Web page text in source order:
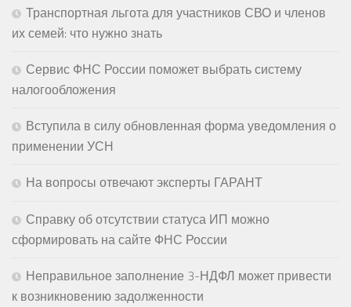
Транспортная льгота для участников СВО и членов
их семей: что нужно знать
Сервис ФНС России поможет выбрать систему
налогообложения
Вступила в силу обновленная форма уведомления о
применении УСН
На вопросы отвечают эксперты ГАРАНТ
Справку об отсутствии статуса ИП можно
сформировать на сайте ФНС России
Неправильное заполнение 3-НДФЛ может привести
к возникновению задолженности